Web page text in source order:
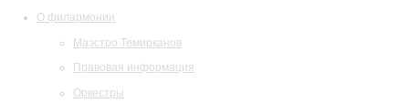
О филармонии
Маэстро Темирканов
Правовая информация
Оркестры